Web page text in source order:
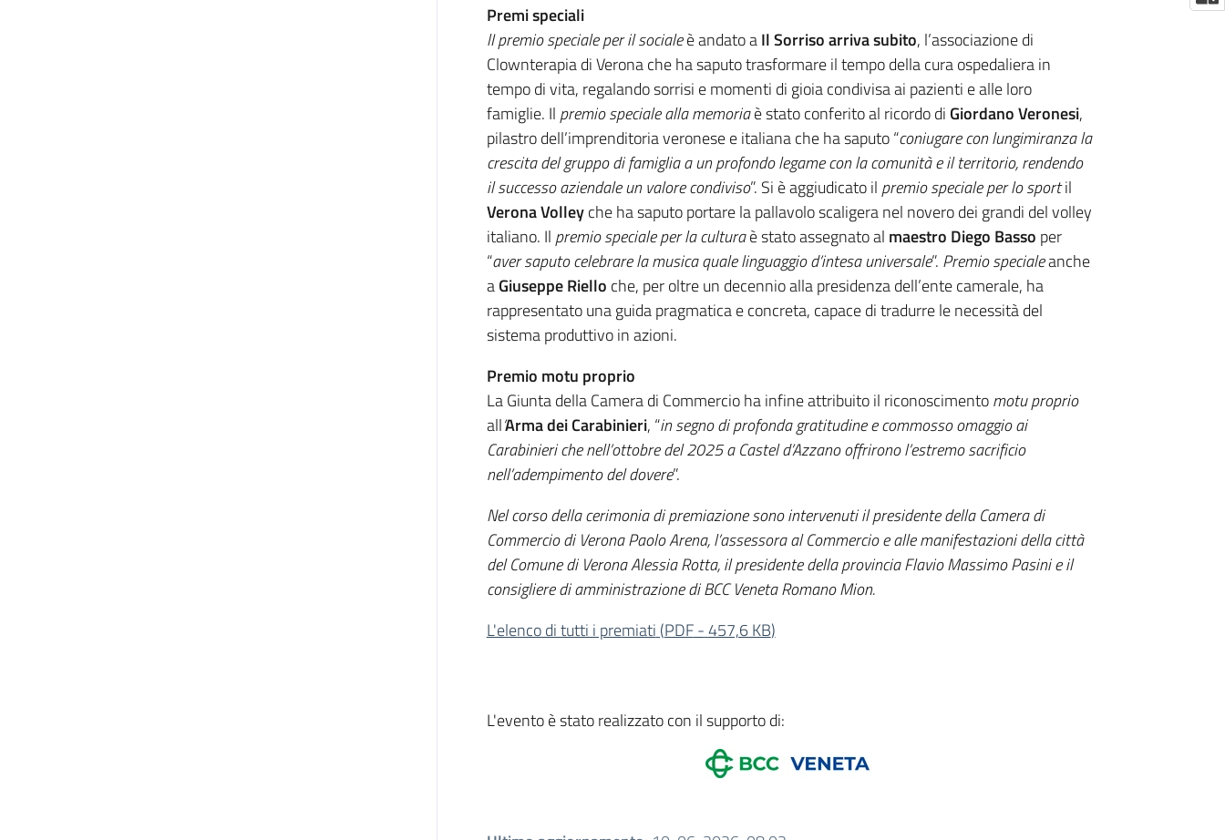
Premi speciali
lI premio speciale per il socialeè andato aIl Sorriso arriva subito, l’associazione di
Clownterapia di Verona che ha saputo trasformare il tempo della cura ospedaliera in
tempo di vita, regalando sorrisi e momenti di gioia condivisa ai pazienti e alle loro
famiglie. Il premio speciale alla memoriaè stato conferito al ricordo di Giordano Veronesi,
pilastro dell’imprenditoria veronese e italiana che ha saputo “coniugare con lungimiranza la
crescita del gruppo di famiglia a un profondo legame con la comunità e il territorio, rendendo
il successo aziendale un valore condiviso”. Si è aggiudicato il premio speciale per lo sportil
Verona Volleyche ha saputo portare la pallavolo scaligera nel novero dei grandi del volley
italiano. Il premio speciale per la culturaè stato assegnato al maestro Diego Basso per
“aver saputo celebrare la musica quale linguaggio d’intesa universale”. Premio specialeanche
aGiuseppe Riello che, per oltre un decennio alla presidenza dell’ente camerale, ha
rappresentato una guida pragmatica e concreta, capace di tradurre le necessità del
sistema produttivo in azioni.
Premio motu proprio
La Giunta della Camera di Commercio ha infine attribuito il riconoscimentomotu proprio
allArma dei Carabinieri, “in segno di profonda gratitudine e commosso omaggio ai
Carabinieri che nell’ottobre del 2025 a Castel d’Azzano offrirono l’estremo sacrificio
nell’adempimento del dovere”.
Nel corso della cerimonia di premiazione sono intervenuti il presidente della Camera di
Commercio di Verona Paolo Arena, l’assessora al Commercio e alle manifestazioni della città
del Comune di Verona Alessia Rotta, il presidente della provincia Flavio Massimo Pasini e il
consigliere di amministrazione di BCC Veneta Romano Mion.
L'elenco di tutti i premiati (PDF-457,6 KB)
L'evento è stato realizzato con il supporto di: